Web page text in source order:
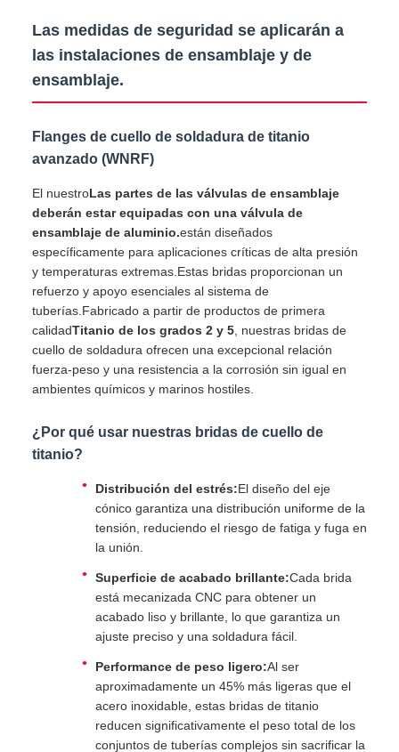
Las medidas de seguridad se aplicarán a
las instalaciones de ensamblaje y de
ensamblaje.
Flanges de cuello de soldadura de titanio
avanzado (WNRF)
El nuestroLas partes de las válvulas de ensamblaje
deberán estar equipadas con una válvula de
ensamblaje de aluminio.están diseñados
específicamente para aplicaciones críticas de alta presión
y temperaturas extremas.Estas bridas proporcionan un
refuerzo y apoyo esenciales al sistema de
tuberías.Fabricado a partir de productos de primera
calidadTitanio de los grados 2 y 5 , nuestras bridas de
cuello de soldadura ofrecen una excepcional relación
fuerza-peso y una resistencia a la corrosión sin igual en
ambientes químicos y marinos hostiles.
¿Por qué usar nuestras bridas de cuello de
titanio?
Distribución del estrés:El diseño del eje
cónico garantiza una distribución uniforme de la
tensión, reduciendo el riesgo de fatiga y fuga en
la unión.
Superficie de acabado brillante:Cada brida
está mecanizada CNC para obtener un
acabado liso y brillante, lo que garantiza un
ajuste preciso y una soldadura fácil.
Performance de peso ligero:Al ser
aproximadamente un 45% más ligeras que el
acero inoxidable, estas bridas de titanio
reducen significativamente el peso total de los
conjuntos de tuberías complejos sin sacrificar la